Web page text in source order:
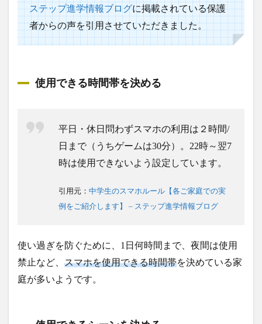
ステップ進学情報ブログに掲載されている保護
者からの声を引用させていただきました。
使用できる時間帯を決める
平日・休日問わずスマホの利用は２時間/
日まで（うちゲームは30分）。22時～翌7
時は使用できないよう設定しています。
引用元： 中学生のスマホルール【各ご家庭での実
例をご紹介します】 – ステップ進学情報ブログ
使い過ぎを防ぐために、1日何時間まで、夜間は使用
禁止など、 スマホを使用できる時間帯を決めている家
庭が多いようです。